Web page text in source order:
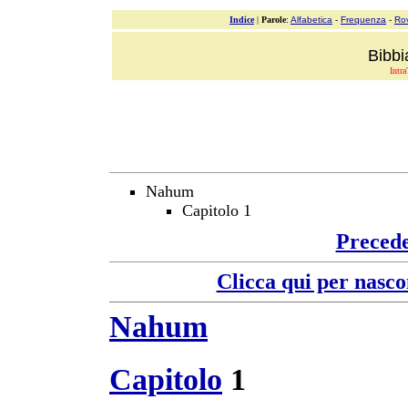
Indice| Parole: Alfabetica - Frequenza -
Nahum
Capitolo 1
Clicca qui per
Nahum
Capitolo 1